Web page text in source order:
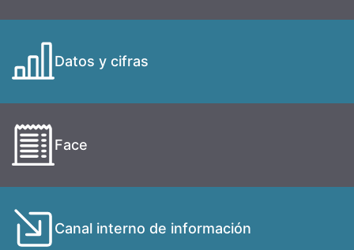
Datos y cifras
Face
Canal interno de información